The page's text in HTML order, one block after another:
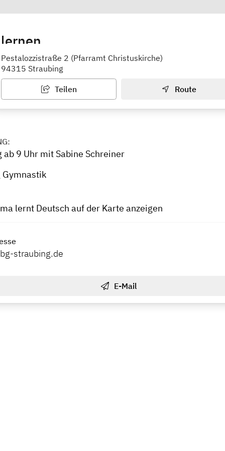
mit "Sozialer Zusammenhalt" Saadia Müller
Pestalozzistraße 2 (Pfarramt Christuskirche)
94315 Straubing
Teilen Route
ab 9 Uhr mit Sabine Schreiner
lernt Deutsch auf der Karte anzeigen
straubing.de
E-Mail